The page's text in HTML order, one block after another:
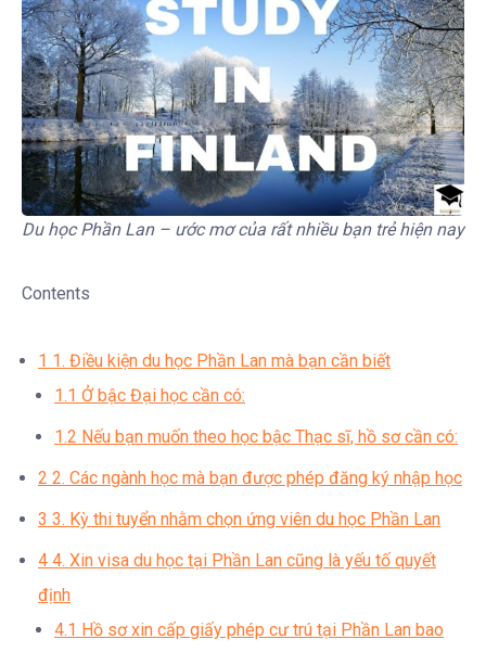
Du học Phần Lan – ước mơ của rất nhiều bạn trẻ hiện nay
Contents
1 1. Điều kiện du học Phần Lan mà bạn cần biết
1.1 Ở bậc Đại học cần có:
1.2 Nếu bạn muốn theo học bậc Thạc sĩ, hồ sơ cần có:
2 2. Các ngành học mà bạn được phép đăng ký nhập học
3 3. Kỳ thi tuyển nhằm chọn ứng viên du học Phần Lan
4 4. Xin visa du học tại Phần Lan cũng là yếu tố quyết
định
4.1 Hồ sơ xin cấp giấy phép cư trú tại Phần Lan bao